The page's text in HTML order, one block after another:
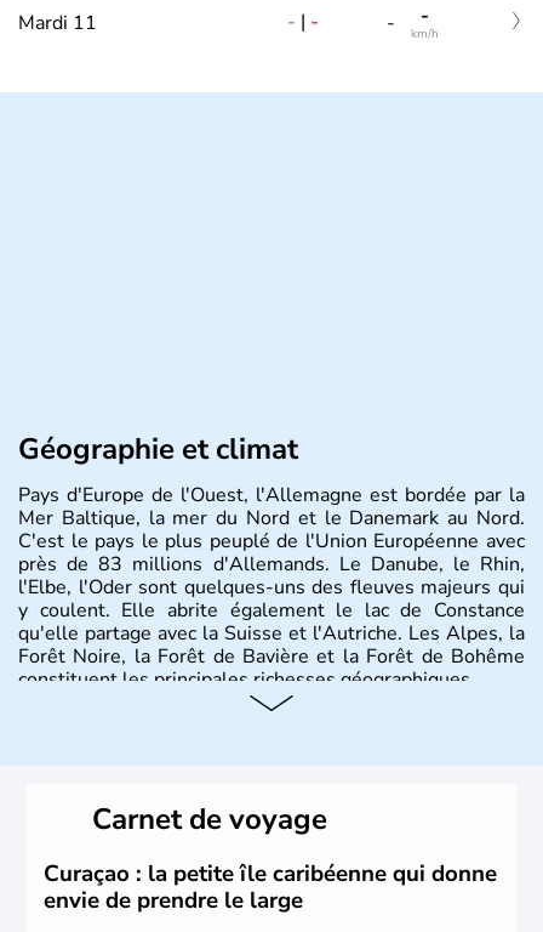
Mardi 11 - | - - -
km/h
Géographie et climat
Pays d'Europe de l'Ouest, l'Allemagne est bordée par la
Mer Baltique, la mer du Nord et le Danemark au Nord.
C'est le pays le plus peuplé de l'Union Européenne avec
près de 83 millions d'Allemands. Le Danube, le Rhin,
l'Elbe, l'Oder sont quelques-uns des fleuves majeurs qui
y coulent. Elle abrite également le lac de Constance
qu'elle partage avec la Suisse et l'Autriche. Les Alpes, la
Forêt Noire, la Forêt de Bavière et la Forêt de Bohême
constituent les principales richesses géographiques.
lesquelles bénéficient d'une grande autonomie. Le pays
peut se targuer de grands noms qu'il a vu naître dans tous
les domaines, des arts à la politique en passant par la
philosophie. Hertz, Gutenberg, Heidegger, Thomas Mann,
Herman Hesse ou bien Hegel en font partie.
Carnet de voyage
Curaçao : la petite île caribéenne qui donne
envie de prendre le large